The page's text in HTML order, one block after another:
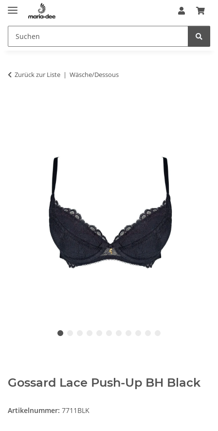
Zurück zur Liste Wäsche/Dessous
Gossard Lace Push-Up BH Black
Artikelnummer: 7711BLK